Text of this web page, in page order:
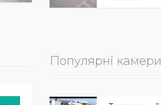
Популярні камери